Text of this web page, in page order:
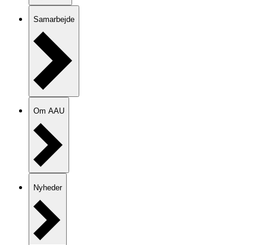
Samarbejde
Om AAU
Nyheder